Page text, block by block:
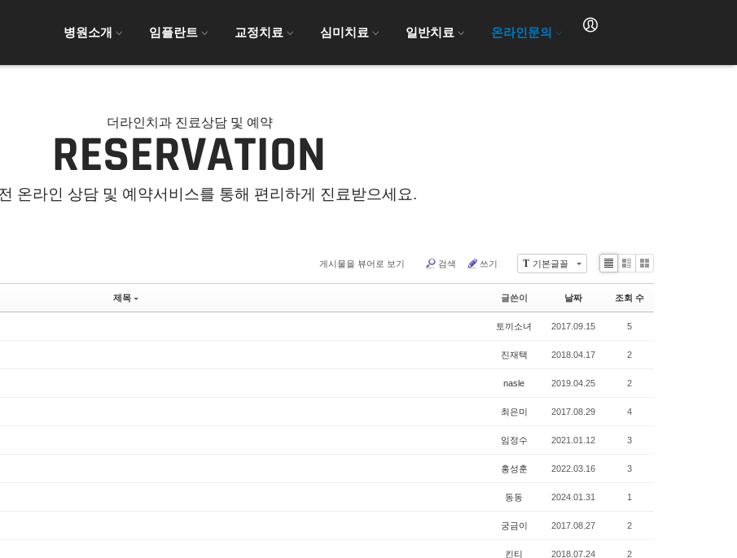
병원소개 임플란트 교정치료 심미치료 일반치료 온라인문의
더라인치과 진료상담 및 예약
온라인 상담 및 예약서비스를 통해 편리하게 진료받으세요.
T 기본글꼴
게시물을 뷰어로 보기 검색 쓰기
Li
Zi
e
G
le
제목 글쓴이 날짜 조회 수
토끼소녀 2017.09.15 5
진재택 2018.04.17 2
nasle 2019.04.25 2
최은미 2017.08.29 4
임정수 2021.01.12 3
홍성훈 2022.03.16 3
동동 2024.01.31 1
궁금이 2017.08.27 2
킨티 2018.07.24 2